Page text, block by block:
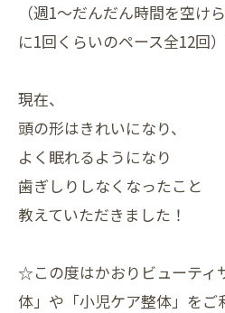
（週1～だんだん時間を空け
に1回くらいのペース全12回
現在、
頭の形はきれいになり、
よく眠れるようになり
歯ぎしりしなくなったこと
教えていただきました！
☆この度はかおりビューティ
体」や「小児ケア整体」をご